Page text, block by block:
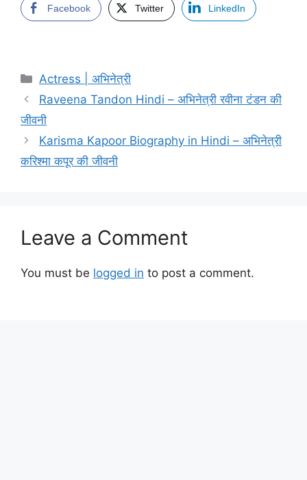
Facebook Twitter LinkedIn
Categories
Actress | अभिनेत्री
Raveena Tandon Hindi – अभिनेत्री रवीना टंडन की
जीवनी
Karisma Kapoor Biography in Hindi – अभिनेत्री
करिश्मा कपूर की जीवनी
Leave a Comment
You must be logged in to post a comment.